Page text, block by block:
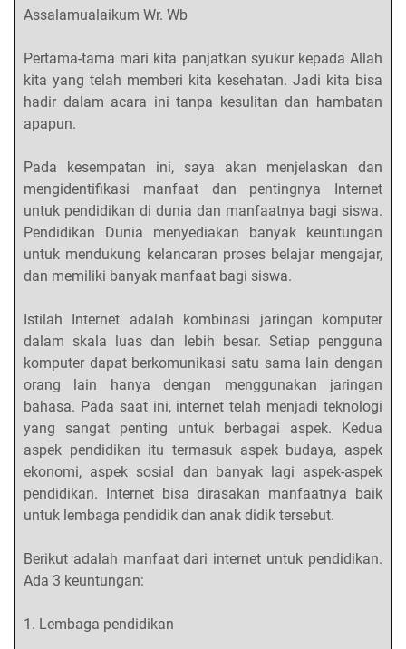
Assalamualaikum Wr. Wb
Pertama-tama mari kita panjatkan syukur kepada Allah
kita yang telah memberi kita kesehatan. Jadi kita bisa
hadir dalam acara ini tanpa kesulitan dan hambatan
apapun.
Pada kesempatan ini, saya akan menjelaskan dan
mengidentifikasi manfaat dan pentingnya Internet
untuk pendidikan di dunia dan manfaatnya bagi siswa.
Pendidikan Dunia menyediakan banyak keuntungan
untuk mendukung kelancaran proses belajar mengajar,
dan memiliki banyak manfaat bagi siswa.
Istilah Internet adalah kombinasi jaringan komputer
dalam skala luas dan lebih besar. Setiap pengguna
komputer dapat berkomunikasi satu sama lain dengan
orang lain hanya dengan menggunakan jaringan
bahasa. Pada saat ini, internet telah menjadi teknologi
yang sangat penting untuk berbagai aspek. Kedua
aspek pendidikan itu termasuk aspek budaya, aspek
ekonomi, aspek sosial dan banyak lagi aspek-aspek
pendidikan. Internet bisa dirasakan manfaatnya baik
untuk lembaga pendidik dan anak didik tersebut.
Berikut adalah manfaat dari internet untuk pendidikan.
Ada 3 keuntungan:
1. Lembaga pendidikan